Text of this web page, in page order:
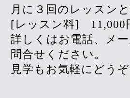
月に３回のレッスン
[レッスン料] 11,000
詳しくはお電話、メ
問合せください。
見学もお気軽にどうぞ